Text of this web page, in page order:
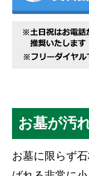
お墓が汚
お墓に限らず